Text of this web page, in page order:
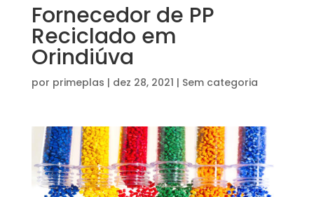
Fornecedor de PP
Reciclado em
Orindiúva
por primeplas | dez 28, 2021 | Sem categoria